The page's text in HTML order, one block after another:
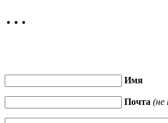
…
Имя
Почта (не